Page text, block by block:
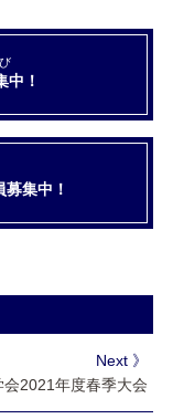
中！
集中！
Next 》
会2021年度春季大会